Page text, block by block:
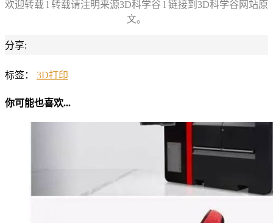
欢迎转载 l 转载请注明来源3D科学谷 l 链接到3D科学谷网站原
文。
分享:
标签： 3D打印
你可能也喜欢...